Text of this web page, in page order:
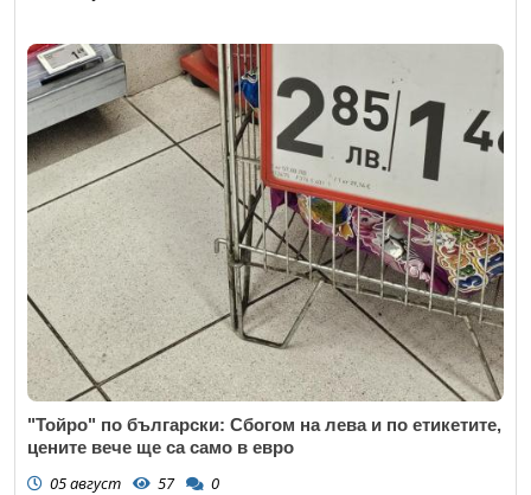
"Тойро" по български: Сбогом на лева и по етикетите,
цените вече ще са само в евро
05 август 57 0